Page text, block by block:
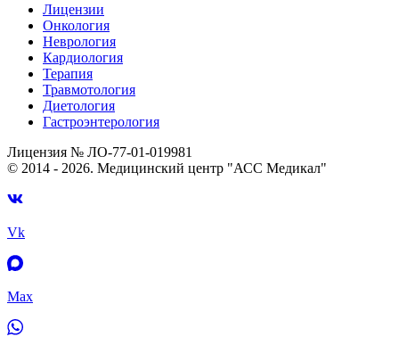
Лицензии
Онкология
Неврология
Кардиология
Терапия
Травмотология
Диетология
Гастроэнтерология
Лицензия № ЛО-77-01-019981
© 2014 - 2026. Медицинский центр "АСС Медикал"
Vk
Max